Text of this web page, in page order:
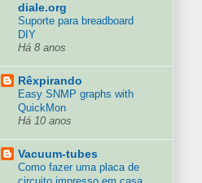
diale.org
Suporte para breadboard
DIY
Há 8 anos
Rêxpirando
Easy SNMP graphs with
QuickMon
Há 10 anos
Vacuum-tubes
Como fazer uma placa de